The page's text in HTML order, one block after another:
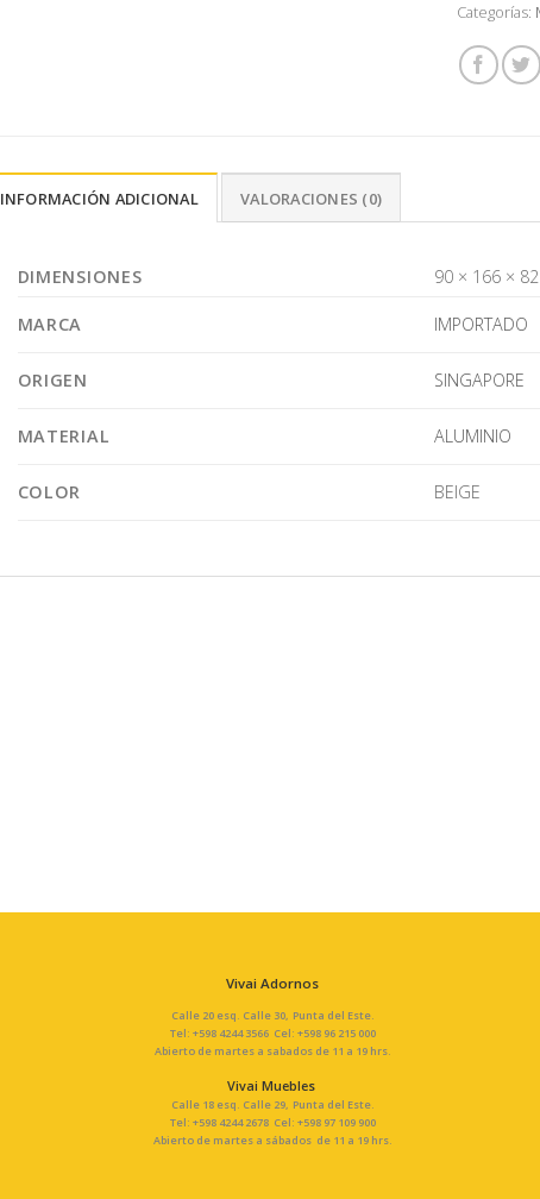
Categorías:
INFORMACIÓN ADICIONAL VALORACIONES (0)
DIMENSIONES 90 × 166 ×
MARCA IMPORTADO
ORIGEN SINGAPORE
MATERIAL ALUMINIO
COLOR BEIGE
Vivai Adornos
Calle 20 esq. Calle 30, Punta del Este.
Tel: +598 4244 3566 Cel: +598 96 215 000
Abierto de martes a sabados de 11 a 19 hrs.
Vivai Muebles
Calle 18 esq. Calle 29, Punta del Este.
Tel: +598 4244 2678 Cel: +598 97 109 900
Abierto de martes a sábados de 11 a 19 hrs.